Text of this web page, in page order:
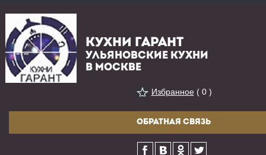
КУХНИ ГАРАНТ
УЛЬЯНОВСКИЕ КУХНИ
В МОСКВЕ
Избранное( 0 )
ОБРАТНАЯ СВЯЗЬ